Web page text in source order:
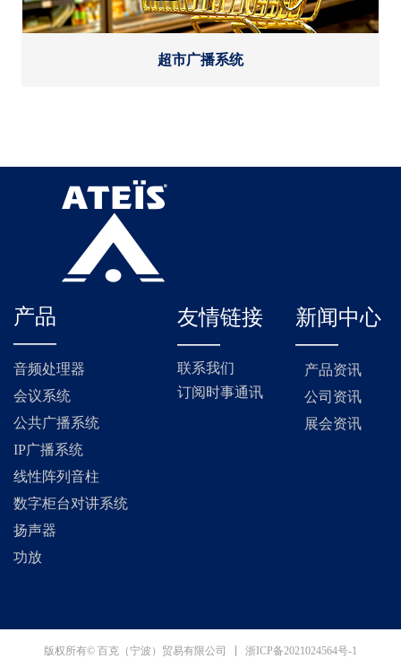
超市广播系统
友情链接
——
联系我们
订阅时事通讯
音频处理器
会议系统
公共广播系统
IP广播系统
线性阵列音柱
数字柜台对讲系统
扬声器
功放
产品
——
新闻中心
——
产品资讯
公司资讯
展会资讯
版权所有© 百克（宁波）贸易有限公司 浙ICP备2021024564号-1